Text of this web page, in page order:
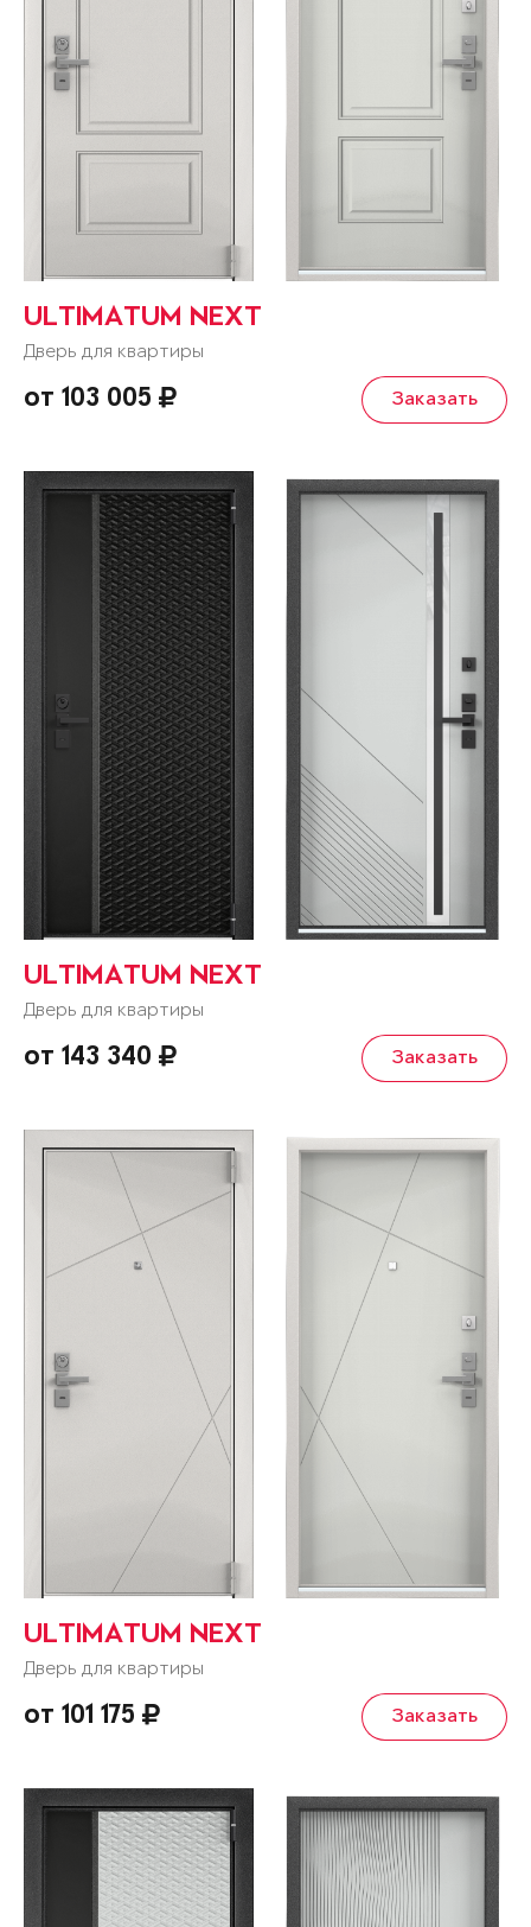
ULTIMATUM NEXT
Дверь для квартиры
от 103 005 Заказать
ULTIMATUM NEXT
Дверь для квартиры
от 143 340 Заказать
ULTIMATUM NEXT
Дверь для квартиры
от 101 175 Заказать